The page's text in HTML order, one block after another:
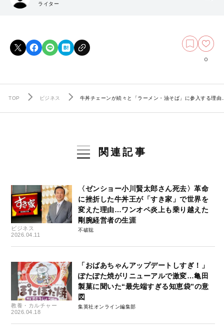
ライター
0
TOP ビジネス 牛丼チェーンが続々と「ラーメン・油そば」に参入する理
関連記事
ビジネス
2026.04.11
〈ゼンショー小川賢太郎さん死去〉革命
に挫折した牛丼王が「すき家」で世界を
変えた理由…ワンオペ炎上も乗り越えた
剛腕経営者の生涯
不破聡
教養・カルチャー
2026.04.18
「おばあちゃんアップデートしすぎ！」
ぽたぽた焼がリニューアルで激変…亀田
製菓に聞いた“最先端すぎる知恵袋”の意
図
集英社オンライン編集部